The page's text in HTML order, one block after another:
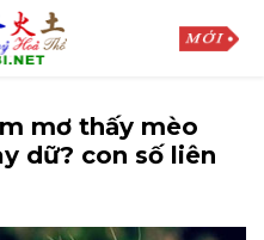
mơ thấy mèo
dữ? con số liên